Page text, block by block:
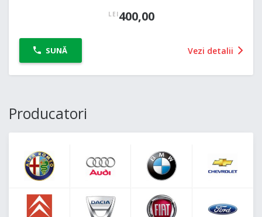
LEI400,00
SUNĂ Vezi detalii
Producatori